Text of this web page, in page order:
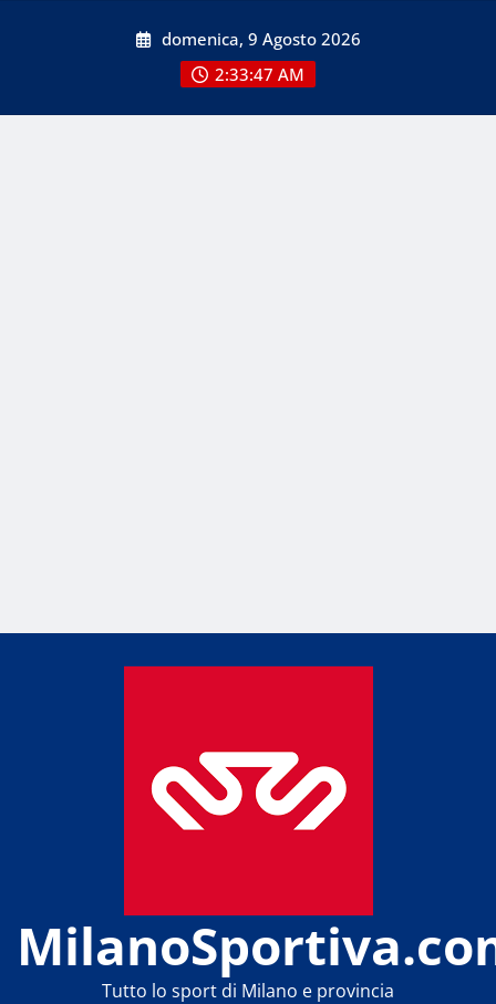
domenica, 9 Agosto 2026
2:33:49 AM
Tutto lo sport di Milano e provincia